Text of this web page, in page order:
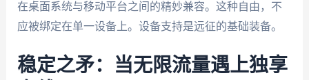
在桌面系统与移动平台之间的精妙兼容。这种自由，不
应被绑定在单一设备上。设备支持是远征的基础装备。
稳定之矛：当无限流量遇上独享